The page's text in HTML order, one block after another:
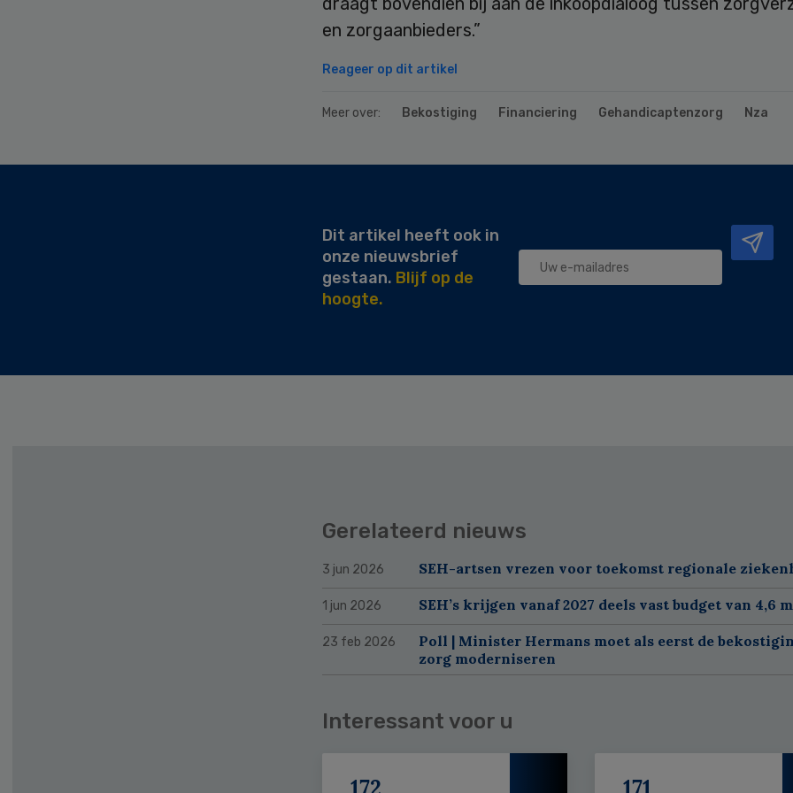
en zorgaanbieders.”
Reageer op dit artikel
Meer over: Bekostiging Financiering Gehandicaptenzorg Nza
Secondary
Dit artikel heeft ook in
onze nieuwsbrief
gestaan. Blijf op de
hoogte.
Gerelateerd nieuws
3 jun 2026 SEH-artsen vrezen voor toekomst regionale
1 jun 2026 SEH’s krijgen vanaf 2027 deels vast budget van 4,6
23 feb 2026
Poll | Minister Hermans moet als eerst de
zorg moderniseren
Interessant voor u